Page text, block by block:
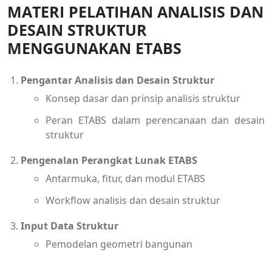
MATERI PELATIHAN ANALISIS DAN
DESAIN STRUKTUR
MENGGUNAKAN ETABS
Pengantar Analisis dan Desain Struktur
Konsep dasar dan prinsip analisis struktur
Peran ETABS dalam perencanaan dan desain
struktur
Pengenalan Perangkat Lunak ETABS
Antarmuka, fitur, dan modul ETABS
Workflow analisis dan desain struktur
Input Data Struktur
Pemodelan geometri bangunan